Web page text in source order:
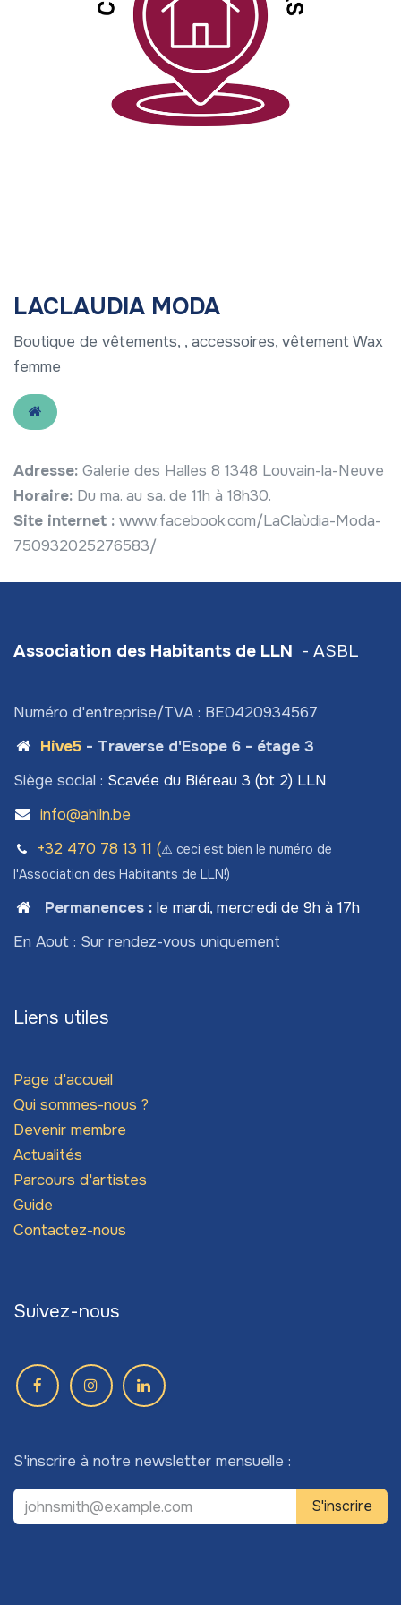
LACLAUDIA MODA
Boutique de vêtements, , accessoires, vêtement Wax
femme
Adresse: Galerie des Halles 8 1348 Louvain-la-Neuve
Horaire: Du ma. au sa. de 11h à 18h30.
Site internet : www.facebook.com/LaClaùdia-Moda-
750932025276583/
Association des Habitants de LLN - ASBL
Numéro d'entreprise/TVA : BE0420934567
Hive5- Traverse d'Esope 6 - étage 3
Siège social : Scavée du Biéreau 3 (bt 2) LLN
info@ahlln.be
+32 470 78​ 13 11 (⚠️ ceci est bien le numéro de
l'Association des Habitants de LLN!)
Permanences: le mardi, mercredi de 9h à 17h
En Aout : Sur rendez-vous uniquement
Liens utiles
Page d'accueil
Qui sommes-nous ?
Devenir membre
Actualités
Parcours d'artistes
Guide
Contactez-nous
Suivez-nous
S'inscrire à notre newsletter mensuelle :
S'inscrire